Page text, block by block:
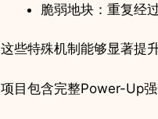
脆弱地块：重复经
这些特殊机制能够显著提
项目包含完整Power-Up强